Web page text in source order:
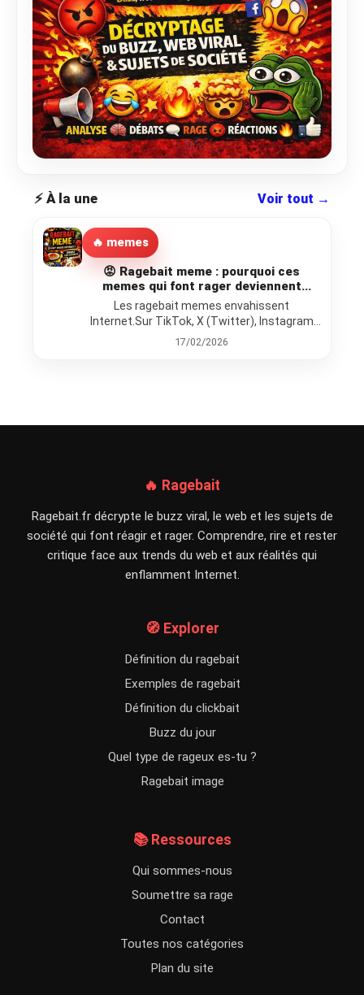
⚡ À la une Voir tout →
🔥 memes
😡 Ragebait meme : pourquoi ces
memes qui font rager deviennent
toujours viraux
Les ragebait memes envahissent
Internet.Sur TikTok, X (Twitter), Instagram
ou Facebook, certains contenus explosent
17/02/2026
🔥 Ragebait
Ragebait.fr décrypte le buzz viral, le web et les sujets de
société qui font réagir et rager. Comprendre, rire et rester
critique face aux trends du web et aux réalités qui
enflamment Internet.
🧭 Explorer
Définition du ragebait
Exemples de ragebait
Définition du clickbait
Buzz du jour
Quel type de rageux es-tu ?
Ragebait image
📚 Ressources
Qui sommes-nous
Soumettre sa rage
Contact
Toutes nos catégories
Plan du site